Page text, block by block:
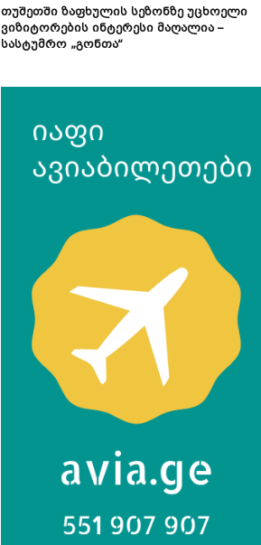
თუშეთში ზაფხულის სეზონზე უცხოელი
ვიზიტორების ინტერესი მაღალია –
სასტუმრო „გონთა“